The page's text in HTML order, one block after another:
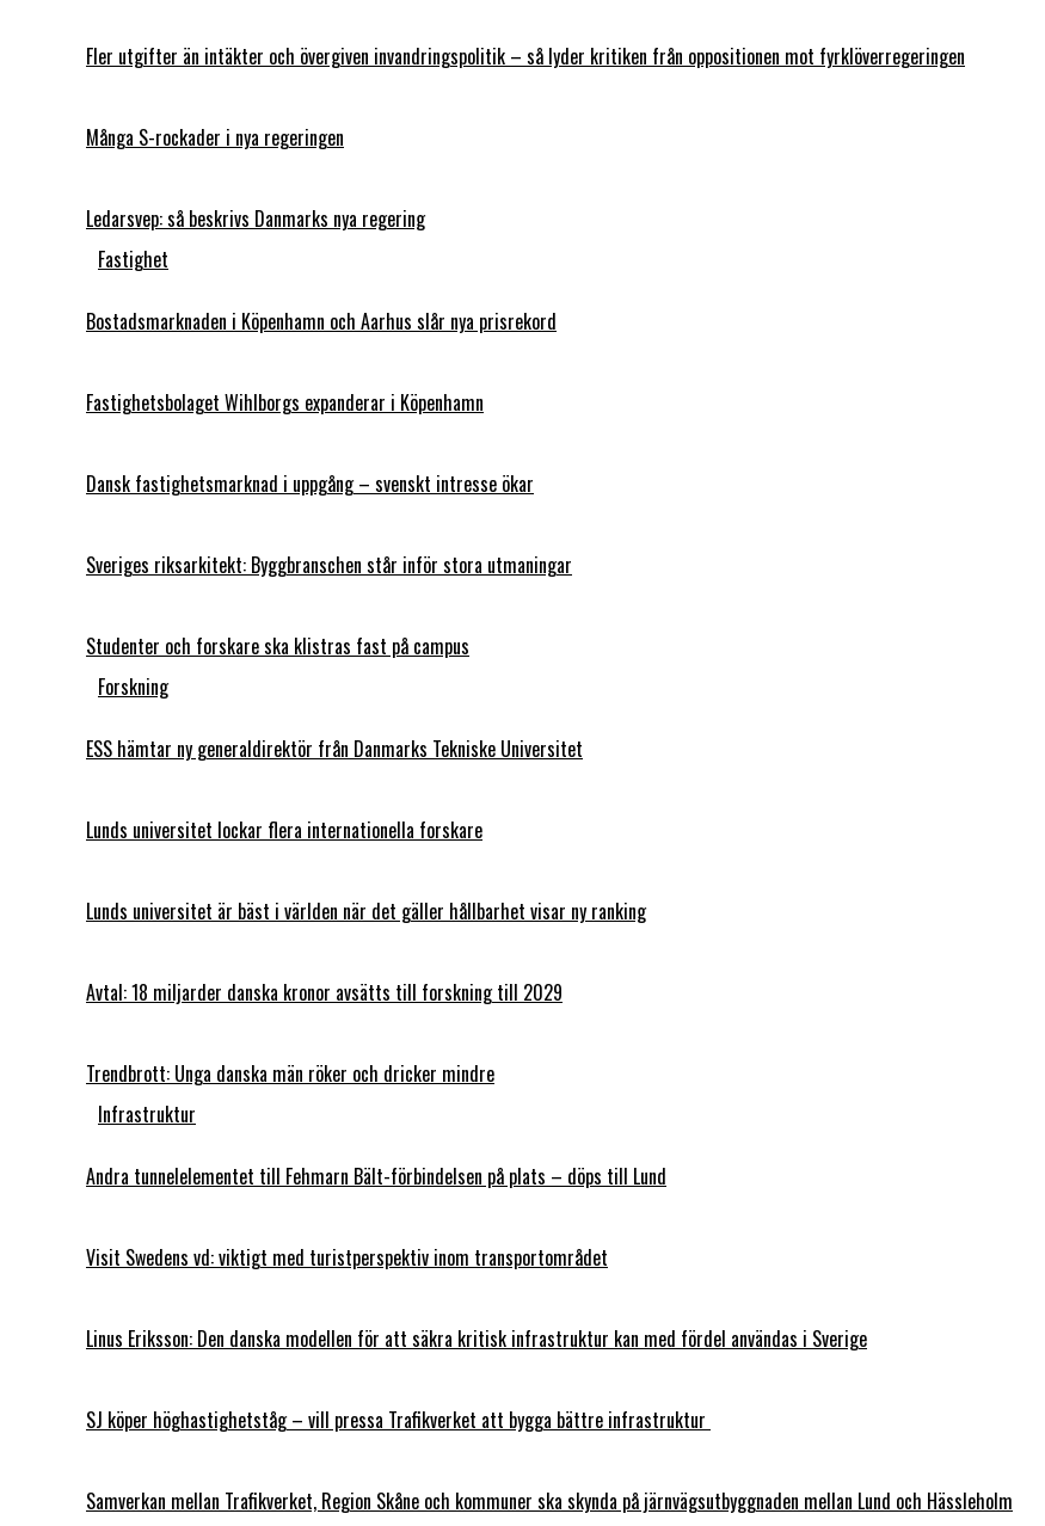
Fler utgifter än intäkter och övergiven invandringspolitik – så lyder kritiken från oppositionen mot fyrklöverregeringen
Många S-rockader i nya regeringen
Ledarsvep: så beskrivs Danmarks nya regering
Fastighet
Bostadsmarknaden i Köpenhamn och Aarhus slår nya prisrekord
Fastighetsbolaget Wihlborgs expanderar i Köpenhamn
Dansk fastighetsmarknad i uppgång – svenskt intresse ökar
Sveriges riksarkitekt: Byggbranschen står inför stora utmaningar
Studenter och forskare ska klistras fast på campus
Forskning
ESS hämtar ny generaldirektör från Danmarks Tekniske Universitet
Lunds universitet lockar flera internationella forskare
Lunds universitet är bäst i världen när det gäller hållbarhet visar ny ranking
Avtal: 18 miljarder danska kronor avsätts till forskning till 2029
Trendbrott: Unga danska män röker och dricker mindre
Infrastruktur
Andra tunnelelementet till Fehmarn Bält-förbindelsen på plats – döps till Lund
Visit Swedens vd: viktigt med turistperspektiv inom transportområdet
Linus Eriksson: Den danska modellen för att säkra kritisk infrastruktur kan med fördel användas i Sverige
SJ köper höghastighetståg – vill pressa Trafikverket att bygga bättre infrastruktur
Samverkan mellan Trafikverket, Region Skåne och kommuner ska skynda på järnvägsutbyggnaden mellan Lund och Hässleholm